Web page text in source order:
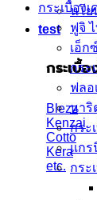
นโย
test
กระเบื้
Blezz
Kenzai
Cotto
Kera
etc.
กระเบื้อง
ฟูจิ
เอ็ก
กระ
ฟลอ
นาริ
กระ
แกร
กระ